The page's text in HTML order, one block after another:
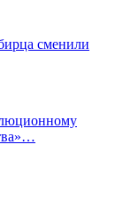
сменили